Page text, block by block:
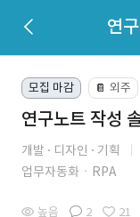
연
모집 마감 📔 외주
연구노트 작성
개발 디자인 기획
업무자동화ㆍRPA
높음 2 21